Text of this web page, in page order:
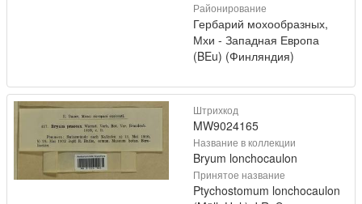
Районирование
Гербарий мохообразных,
Мхи - Западная Европа
(BEu) (Финляндия)
Штрихкод
MW9024165
Название в коллекции
Bryum lonchocaulon
Принятое название
Ptychostomum lonchocaulon